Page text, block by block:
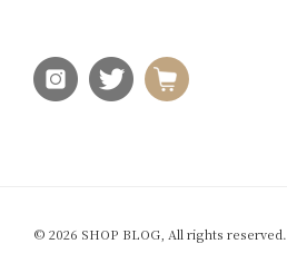
© 2026 SHOP BLOG, All rights reserved.